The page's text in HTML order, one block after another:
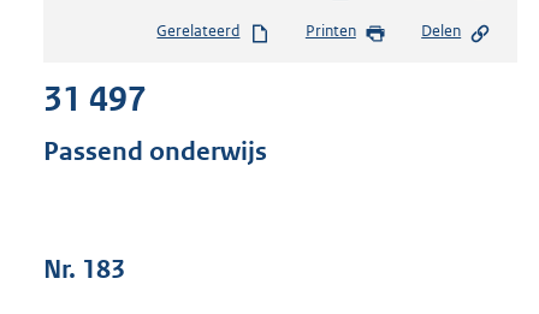
s
Gerelateerd Printen Delen
31 497
Passend onderwijs
Nr. 183